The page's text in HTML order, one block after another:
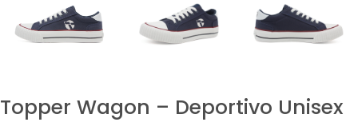
Topper Wagon – Deportivo Unisex